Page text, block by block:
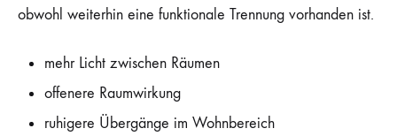
obwohl weiterhin eine funktionale Trennung vorhanden ist.
mehr Licht zwischen Räumen
offenere Raumwirkung
ruhigere Übergänge im Wohnbereich